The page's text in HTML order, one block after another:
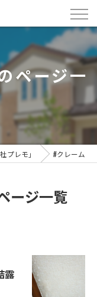
ページ一
プレモ」 #クレーム
ージ一覧
露